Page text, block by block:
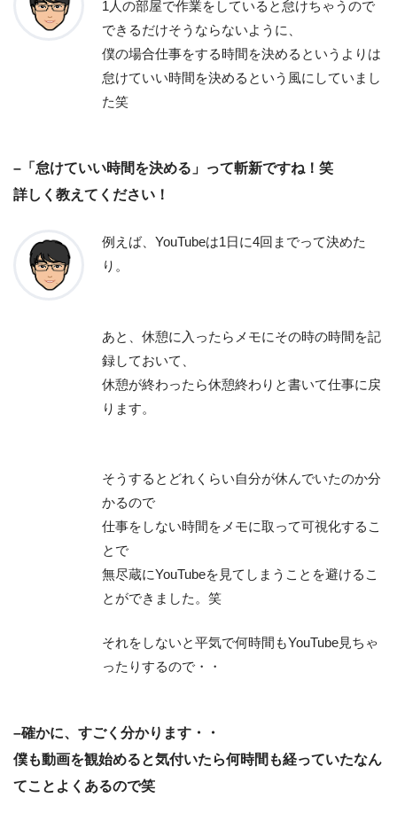
1人の部屋で作業をしていると怠けちゃうので
できるだけそうならないように、
僕の場合仕事をする時間を決めるというよりは
怠けていい時間を決めるという風にしていまし
た笑
–「怠けていい時間を決める」って斬新ですね！笑
詳しく教えてください！
例えば、YouTubeは1日に4回までって決めた
り。
あと、休憩に入ったらメモにその時の時間を記
録しておいて、
休憩が終わったら休憩終わりと書いて仕事に戻
ります。
そうするとどれくらい自分が休んでいたのか分
かるので
仕事をしない時間をメモに取って可視化するこ
とで
無尽蔵にYouTubeを見てしまうことを避けるこ
とができました。笑
それをしないと平気で何時間もYouTube見ちゃ
ったりするので・・
–確かに、すごく分かります・・
僕も動画を観始めると気付いたら何時間も経っていたなん
てことよくあるので笑